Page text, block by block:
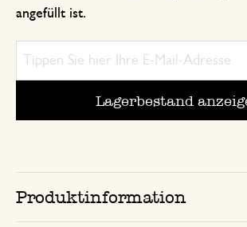
angefüllt ist.
Lagerbestand
Produktinformation